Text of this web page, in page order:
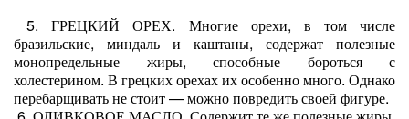
5. ГРЕЦКИЙ ОРЕХ. Многие орехи, в том числе
бразильские, миндаль и каштаны, содержат полезные
монопредельные жиры, способные бороться с
холестерином. В грецких орехах их особенно много. Однако
перебарщивать не стоит — можно повредить своей фигуре.